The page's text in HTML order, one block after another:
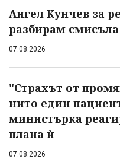
Ангел Кунчев за
разбирам
07.08.2026
"Страхът от
нито един
министърка
плана ѝ
07.08.2026